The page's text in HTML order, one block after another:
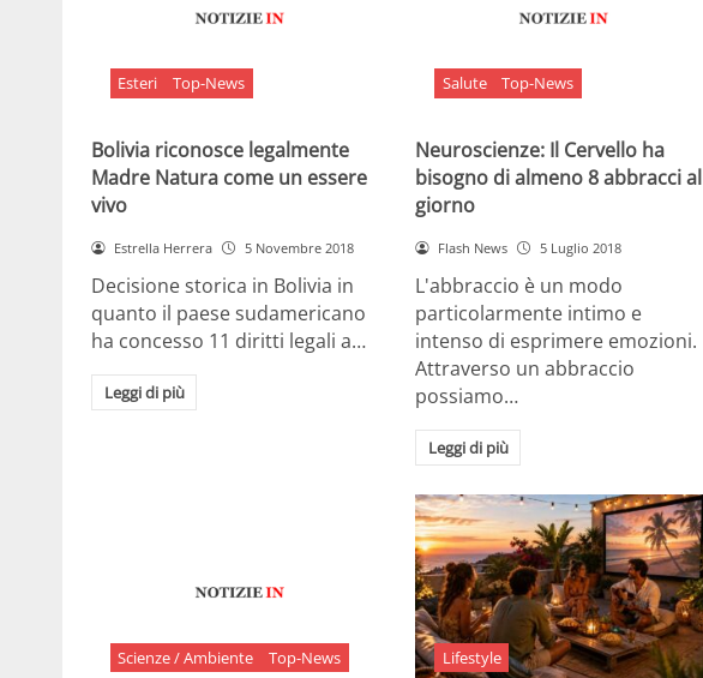
Esteri Top-News
Bolivia riconosce legalmente
Madre Natura come un essere
vivo
Estrella Herrera 5 Novembre 2018
Decisione storica in Bolivia in
quanto il paese sudamericano
ha concesso 11 diritti legali a…
Leggi di più
Salute Top-News
Neuroscienze: Il Cervello ha
bisogno di almeno 8 abbracci al
giorno
Flash News 5 Luglio 2018
L'abbraccio è un modo
particolarmente intimo e
intenso di esprimere emozioni.
Attraverso un abbraccio
possiamo…
Leggi di più
Scienze / Ambiente Top-News Lifestyle